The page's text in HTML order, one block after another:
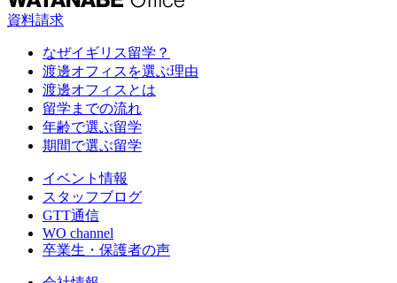
資料請求
なぜイギリス留学？
渡邊オフィスを選ぶ理由
渡邊オフィスとは
留学までの流れ
年齢で選ぶ留学
期間で選ぶ留学
イベント情報
スタッフブログ
GTT通信
WO channel
卒業生・保護者の声